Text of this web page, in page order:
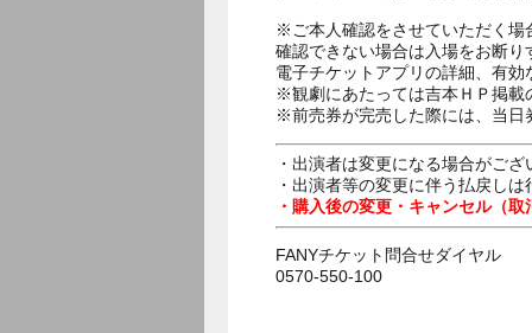
※ご本人確認をさせていただく場
確認できない場合は入場をお断
電子チケットアプリの詳細、有
※観劇にあたっては吉本ＨＰ掲載
※前売券が完売した際には、当日
・出演者は変更になる場合がご
・出演者等の変更に伴う払戻しは
・購入後の変更・キャンセル（
FANYチケット問合せダイヤル
0570-550-100